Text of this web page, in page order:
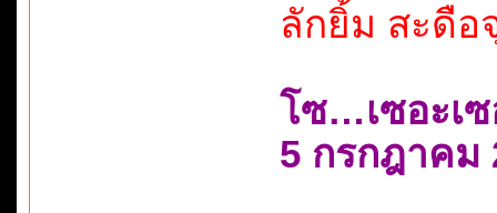
ลักยิ้ม สะดือ
โซ…เซอะเ
5 กรกฎาคม